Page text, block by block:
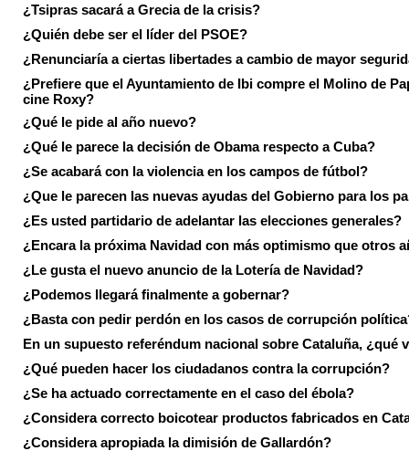
¿Tsipras sacará a Grecia de la crisis?
¿Quién debe ser el líder del PSOE?
¿Renunciaría a ciertas libertades a cambio de mayor
¿Prefiere que el Ayuntamiento de Ibi compre el Molino de
cine Roxy?
¿Qué le pide al año nuevo?
¿Qué le parece la decisión de Obama respecto a Cuba?
¿Se acabará con la violencia en los campos de fútbol?
¿Que le parecen las nuevas ayudas del Gobierno para los
¿Es usted partidario de adelantar las elecciones generales?
¿Encara la próxima Navidad con más optimismo que otros
¿Le gusta el nuevo anuncio de la Lotería de Navidad?
¿Podemos llegará finalmente a gobernar?
¿Basta con pedir perdón en los casos de corrupción
En un supuesto referéndum nacional sobre Cataluña, ¿qué
¿Qué pueden hacer los ciudadanos contra la corrupción?
¿Se ha actuado correctamente en el caso del ébola?
¿Considera correcto boicotear productos fabricados en
¿Considera apropiada la dimisión de Gallardón?